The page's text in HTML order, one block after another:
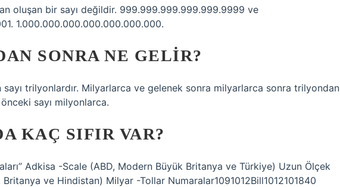
oluşan bir sayı değildir. 999.999.999.999.999.9999 ve
1.000.000.000.000.000.000.000.
SONRA NE GELIR?
trilyonlardır. Milyarlarca ve gelenek sonra milyarlarca sonra trilyondan
sayı milyonlarca.
KAÇ SIFIR VAR?
Adkisa -Scale (ABD, Modern Büyük Britanya ve Türkiye) Uzun Ölçek
Britanya ve Hindistan) Milyar -Tollar Numaralar1091012Bill1012101840